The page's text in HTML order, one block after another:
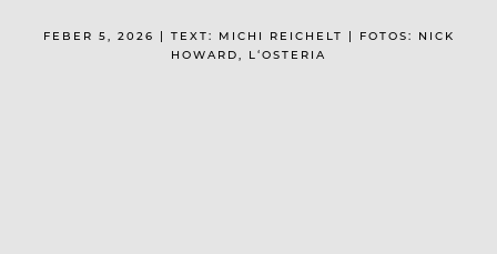
FEBER 5, 2026 | TEXT: MICHI REICHELT | FOTOS: NICK
HOWARD, L‘OSTERIA